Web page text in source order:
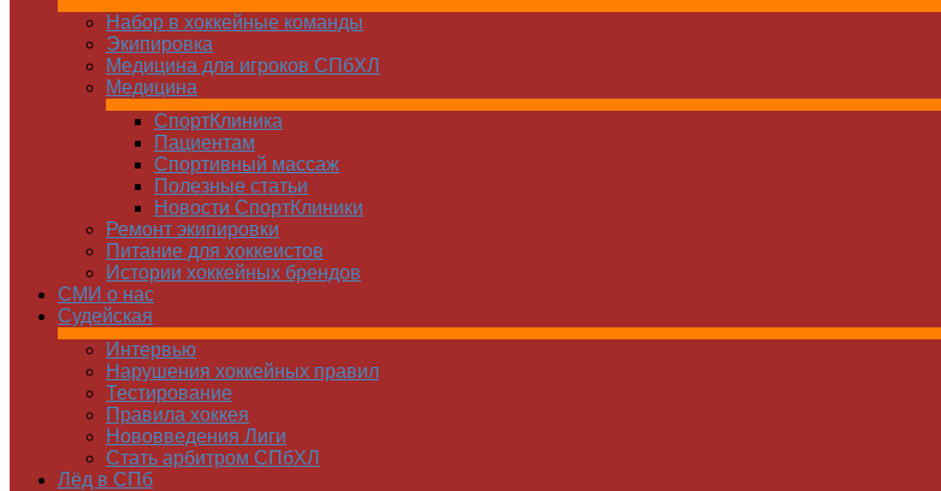
Набор в хоккейные команды
Экипировка
Медицина для игроков СПбХЛ
Медицина
СпортКлиника
Пациентам
Спортивный массаж
Полезные статьи
Новости СпортКлиники
Ремонт экипировки
Питание для хоккеистов
Истории хоккейных брендов
СМИ о нас
Судейская
Интервью
Нарушения хоккейных правил
Тестирование
Правила хоккея
Нововведения Лиги
Стать арбитром СПбХЛ
Лёд в СПб